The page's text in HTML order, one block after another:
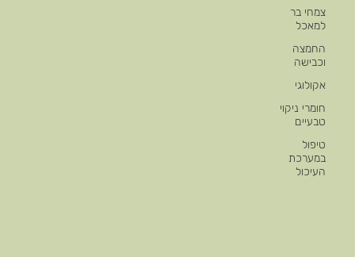
צמחי בר
למאכל
החמצה
וכבישה
אקולוגי
חומרי ניקוי
טבעיים
טיפול
במערכת
העיכול